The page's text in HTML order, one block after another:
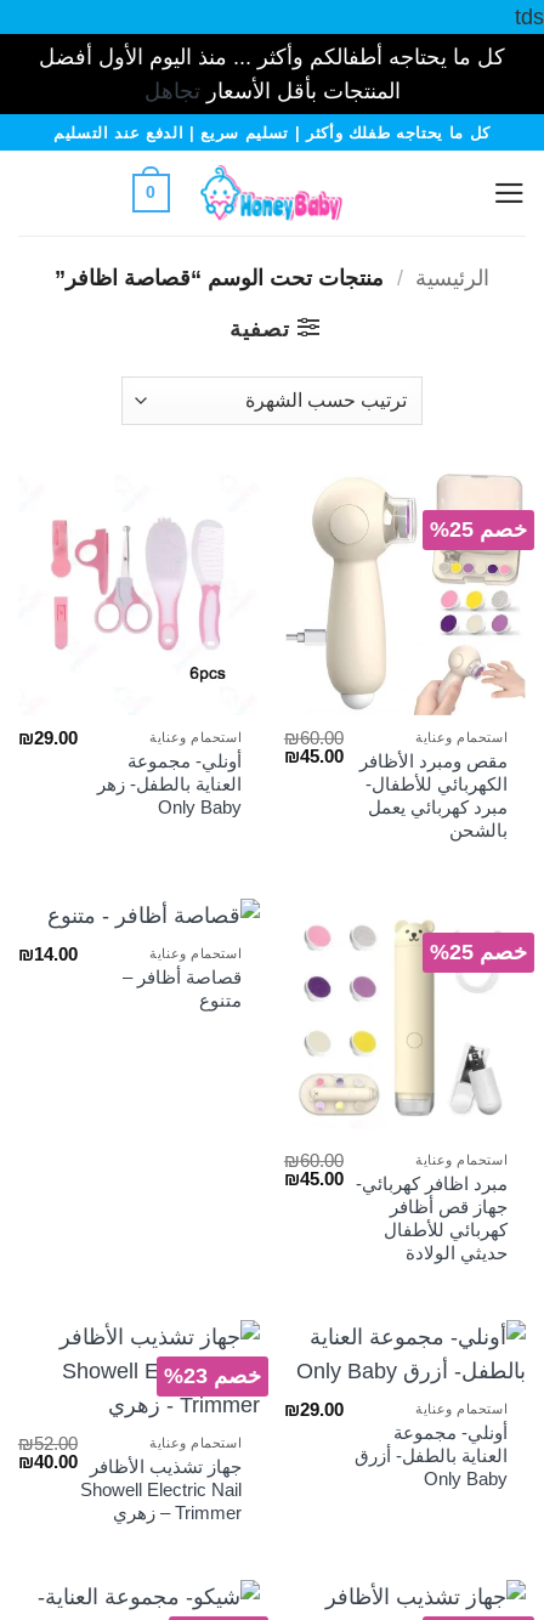
tds
كل ما يحتاجه أطفالكم وأكثر ... منذ اليوم الأول أفضل
المنتجات بأقل الأسعارتجاهل
تخطيكل ما يحتاجه طفلك وأكثر | تسليم سريع | الدفع عند التسليم
0
الرئيسية / منتجات تحت الوسم “قصاصة اظافر”
تصفية
خصم 25%
استحمام وعناية
مقص ومبرد الأظافر
الكهربائي للأطفال-
مبرد كهربائي يعمل
بالشحن
₪60.00
السعر₪45.00
السعر
الحالي
استحمام وعناية
أونلي- مجموعة
العناية بالطفل- زهر
Only Baby
₪29.00
خصم 25%
استحمام وعناية
مبرد اظافر كهربائي-
جهاز قص أظافر
كهربائي للأطفال
حديثي الولادة
₪60.00
السعر₪45.00
استحمام وعناية
قصاصة أظافر –
متنوع
₪14.00
استحمام وعناية
أونلي- مجموعة
العناية بالطفل- أزرق
Only Baby
₪29.00
خصم 23%
استحمام وعناية
جهاز تشذيب الأظافر
Showell Electric Nail
Trimmer – زهري
₪52.00
السعر₪40.00